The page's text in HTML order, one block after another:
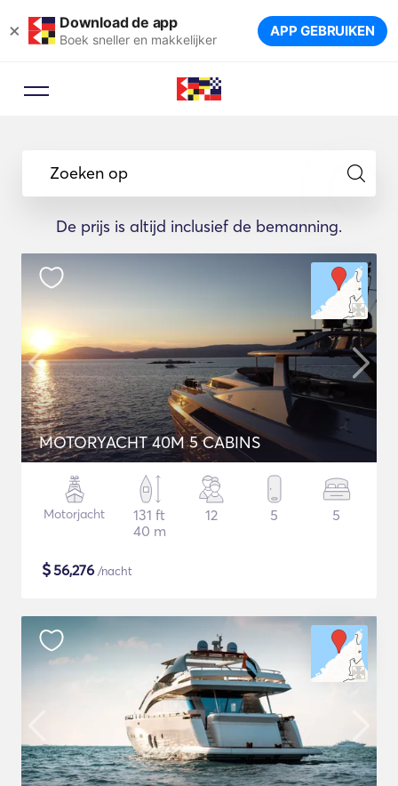
× Download de app
Boek sneller en makkelijker APP GEBRUIKEN
Zoeken op
De prijs is altijd inclusief de bemanning.
MOTORYACHT 40M 5 CABINS
Motorjacht
131 ft
40 m
12 5 5
$56,276 /nacht